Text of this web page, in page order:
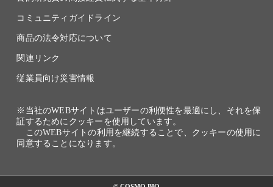
コミュニティガイドライン
商品の法令対応について
関連リンク
従業員向け災害情報
※当社のWEBサイトはユーザーの利便性を最適にし、それを保
証するためにクッキーを使用しています。
このWEBサイトの利用を継続することで、クッキーの使用に
同意することになります。